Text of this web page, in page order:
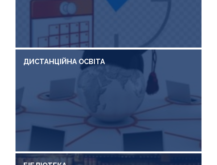
ДИСТАНЦІЙНА ОСВІТА